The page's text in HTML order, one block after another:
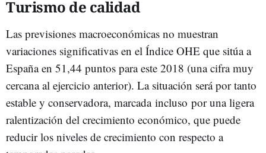
Turismo de calidad
Las previsiones macroeconómicas no muestran
variaciones significativas en el Índice OHE que sitúa a
España en 51,44 puntos para este 2018 (una cifra muy
cercana al ejercicio anterior). La situación será por tanto
estable y conservadora, marcada incluso por una ligera
ralentización del crecimiento económico, que puede
reducir los niveles de crecimiento con respecto a